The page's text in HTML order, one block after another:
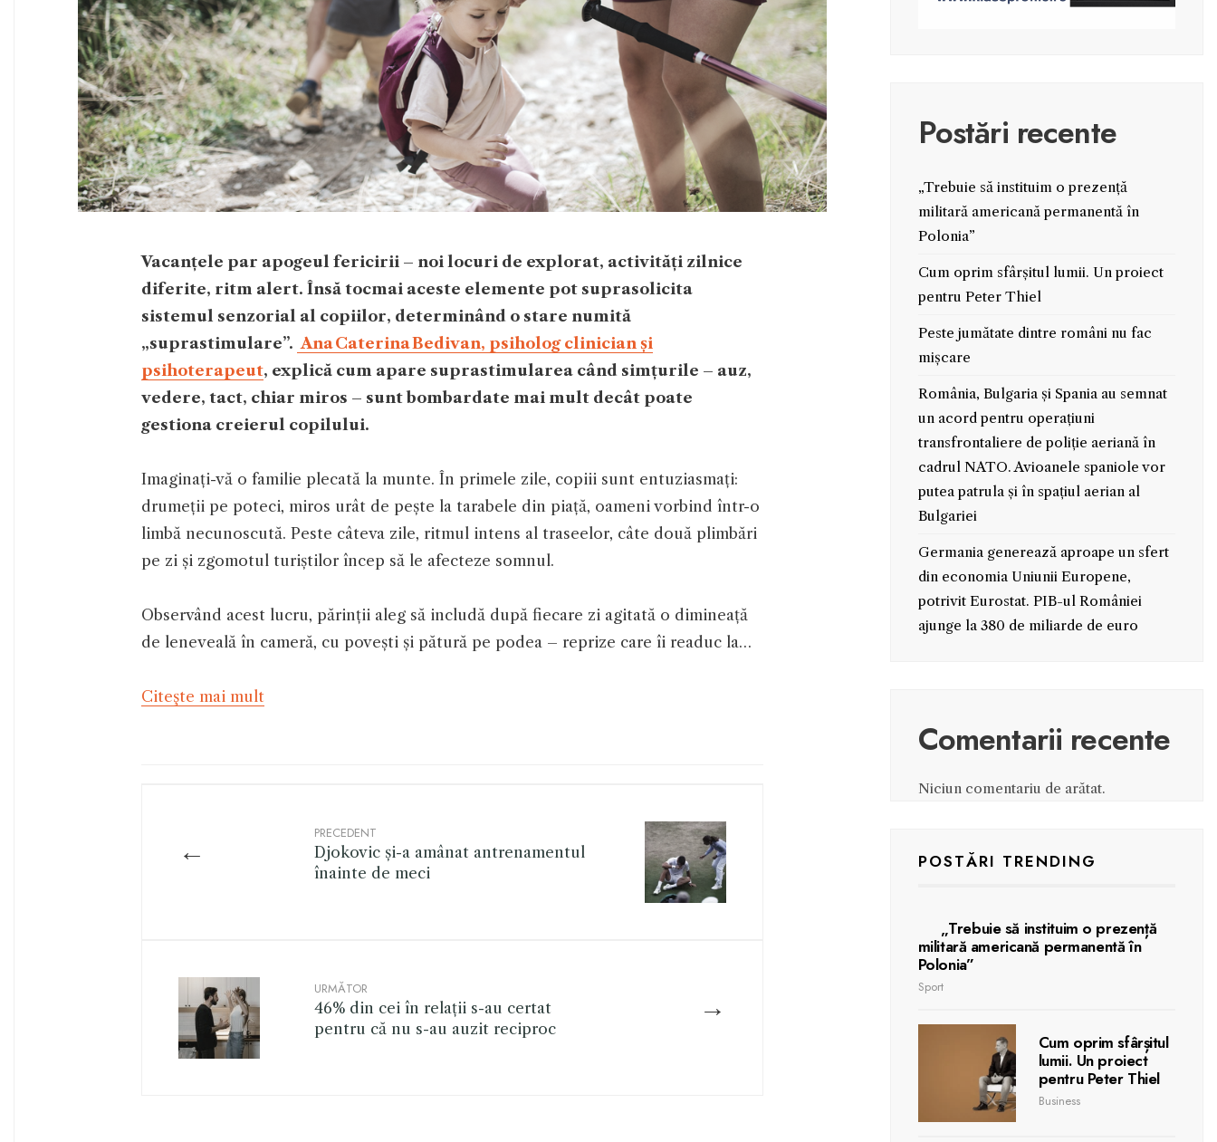
Vacanțele par apogeul fericirii – noi locuri de explorat, activități zilnice
diferite, ritm alert. Însă tocmai aceste elemente pot suprasolicita
sistemul senzorial al copiilor, determinând o stare numită
„suprastimulare”. Ana Caterina Bedivan, psiholog clinician și
psihoterapeut, explică cum apare suprastimularea când simțurile – auz,
vedere, tact, chiar miros – sunt bombardate mai mult decât poate
gestiona creierul copilului.
Imaginați-vă o familie plecată la munte. În primele zile, copiii sunt entuziasmați:
drumeții pe poteci, miros urât de pește la tarabele din piață, oameni vorbind într-o
limbă necunoscută. Peste câteva zile, ritmul intens al traseelor, câte două plimbări
pe zi și zgomotul turiștilor încep să le afecteze somnul.
Observând acest lucru, părinții aleg să includă după fiecare zi agitată o dimineață
de leneveală în cameră, cu povești și pătură pe podea – reprize care îi readuc la…
Citeşte mai mult
←
PRECEDENT
Djokovic și-a amânat antrenamentul
înainte de meci
→
URMĂTOR
46% din cei în relații s-au certat
pentru că nu s-au auzit reciproc
Postări recente
„Trebuie să instituim o prezență
militară americană permanentă în
Polonia”
Cum oprim sfârșitul lumii. Un proiect
pentru Peter Thiel
Peste jumătate dintre români nu fac
mișcare
România, Bulgaria și Spania au semnat
un acord pentru operațiuni
transfrontaliere de poliție aeriană în
cadrul NATO. Avioanele spaniole vor
putea patrula și în spațiul aerian al
Bulgariei
Germania generează aproape un sfert
din economia Uniunii Europene,
potrivit Eurostat. PIB-ul României
ajunge la 380 de miliarde de euro
Comentarii recente
Niciun comentariu de arătat.
POSTĂRI TRENDING
„Trebuie să instituim o prezență
militară americană permanentă în
Polonia”
Sport
Cum oprim sfârșitul
lumii. Un proiect
pentru Peter Thiel
Business